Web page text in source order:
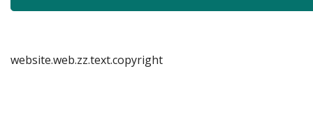
website.web.zz.text.copyright